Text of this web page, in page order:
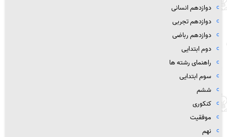
دوازدهم انسانی
دوازدهم تجربی
دوازدهم رباضی
دوم ابتدایی
راهنمای رشته ها
سوم ابتدایی
ششم
کنکوری
موفقیت
نهم